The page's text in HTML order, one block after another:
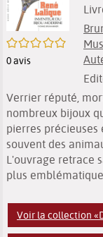
/5
0avis
Verrier réputé,
nombreux bijoux
pierres
souvent des
L'ouvrage retrace
plus
Voir la collection